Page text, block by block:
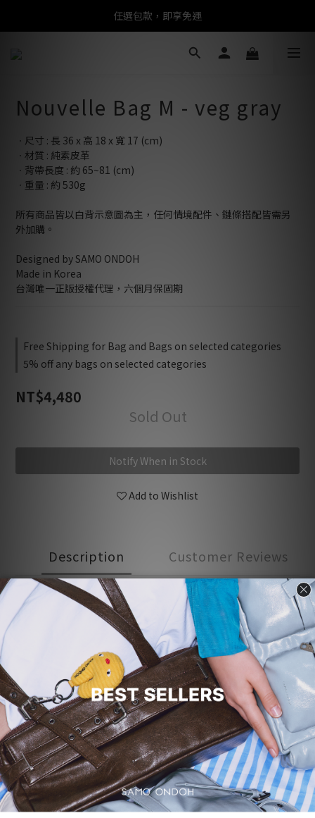
任選包款，即享免運
任選包款，即享免運
限時搶購！指定包款，單件$1200
Nouvelle Bag M - veg gray
ㆍ尺寸 : 長 36 x 高 18 x 寬 17 (cm)
ㆍ材質 : 純素皮革
ㆍ背帶長度 : 約 65~81 (cm)
ㆍ重量 : 約 530g
所有商品皆以白背示意圖為主，任何情境配件、鏈條搭配皆需另
外加購。
Designed by SAMO ONDOH
Made in Korea
台灣唯一正版授權代理，六個月保固期
Free Shipping for Bag and Bags on selected categories
5% off any bags on selected categories
NT$4,480
Sold Out
Notify When in Stock
Add to Wishlist
Description Customer Reviews